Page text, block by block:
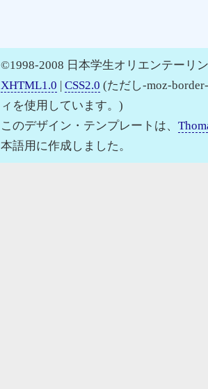
©1998-2008 日本学生オリエンテーリ
XHTML1.0 | CSS2.0 (ただし-moz-
ィを使用しています。)
このデザイン・テンプレートは、
本語用に作成しました。